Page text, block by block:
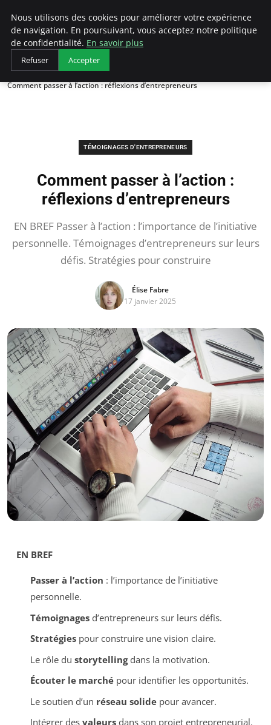
LECFCM
Accueil
Témoignages d'entrepreneurs
Comment passer à l’action : réflexions d’entrepreneurs
TÉMOIGNAGES D'ENTREPRENEURS
Comment passer à l’action :
réflexions d’entrepreneurs
EN BREF Passer à l’action : l’importance de l’initiative
personnelle. Témoignages d’entrepreneurs sur leurs
défis. Stratégies pour construire
Élise Fabre
17 janvier 2025
EN BREF
Passer à l’action : l’importance de l’initiative
personnelle.
Témoignagesd’entrepreneurs sur leurs défis.
Stratégiespour construire une vision claire.
Le rôle du storytellingdans la motivation.
Écouter le marchépour identifier les opportunités.
Le soutien d’un réseau solidepour avancer.
Intégrer des valeursdans son projet entrepreneurial.
Nous utilisons des cookies pour améliorer votre expérience
de navigation. En poursuivant, vous acceptez notre politique
de confidentialité. En savoir plus
Refuser Accepter